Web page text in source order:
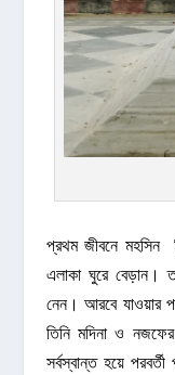
প্রথম জীবনে মহসিন
এলাকা ঘুরে বেড়ান।
নেন। আরবে যাওয়ার
তিনি মদিনা ও
সর্বস্বান্ত হয়ে